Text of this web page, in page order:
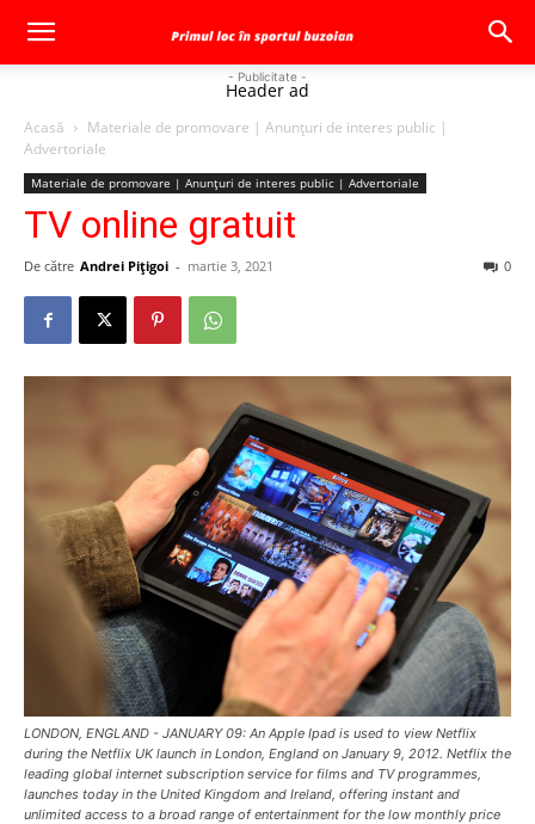
- Publicitate -
Header ad
Acasă
Materiale de promovare | Anunţuri de interes public |
Advertoriale
Materiale de promovare | Anunţuri de interes public | Advertoriale
TV online gratuit
De către Andrei Pițigoi - martie 3, 2021 0
LONDON, ENGLAND - JANUARY 09: An Apple Ipad is used to view Netflix
during the Netflix UK launch in London, England on January 9, 2012. Netflix the
leading global internet subscription service for films and TV programmes,
launches today in the United Kingdom and Ireland, offering instant and
unlimited access to a broad range of entertainment for the low monthly price